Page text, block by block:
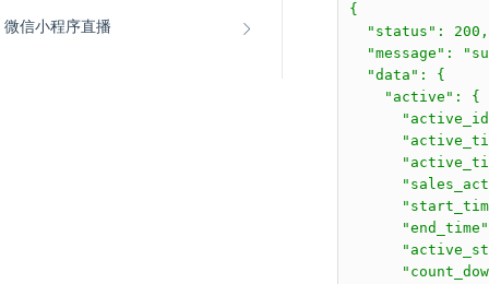
微信小程序直播
{
  "status": 200,
"message":
  "data": {
    "active": {